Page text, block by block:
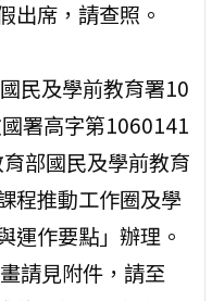
出席，請查照。
民及學前教育署10
署高字第1060141
部國民及學前教育
程推動工作圈及學
運作要點」辦理。
請見附件，請至